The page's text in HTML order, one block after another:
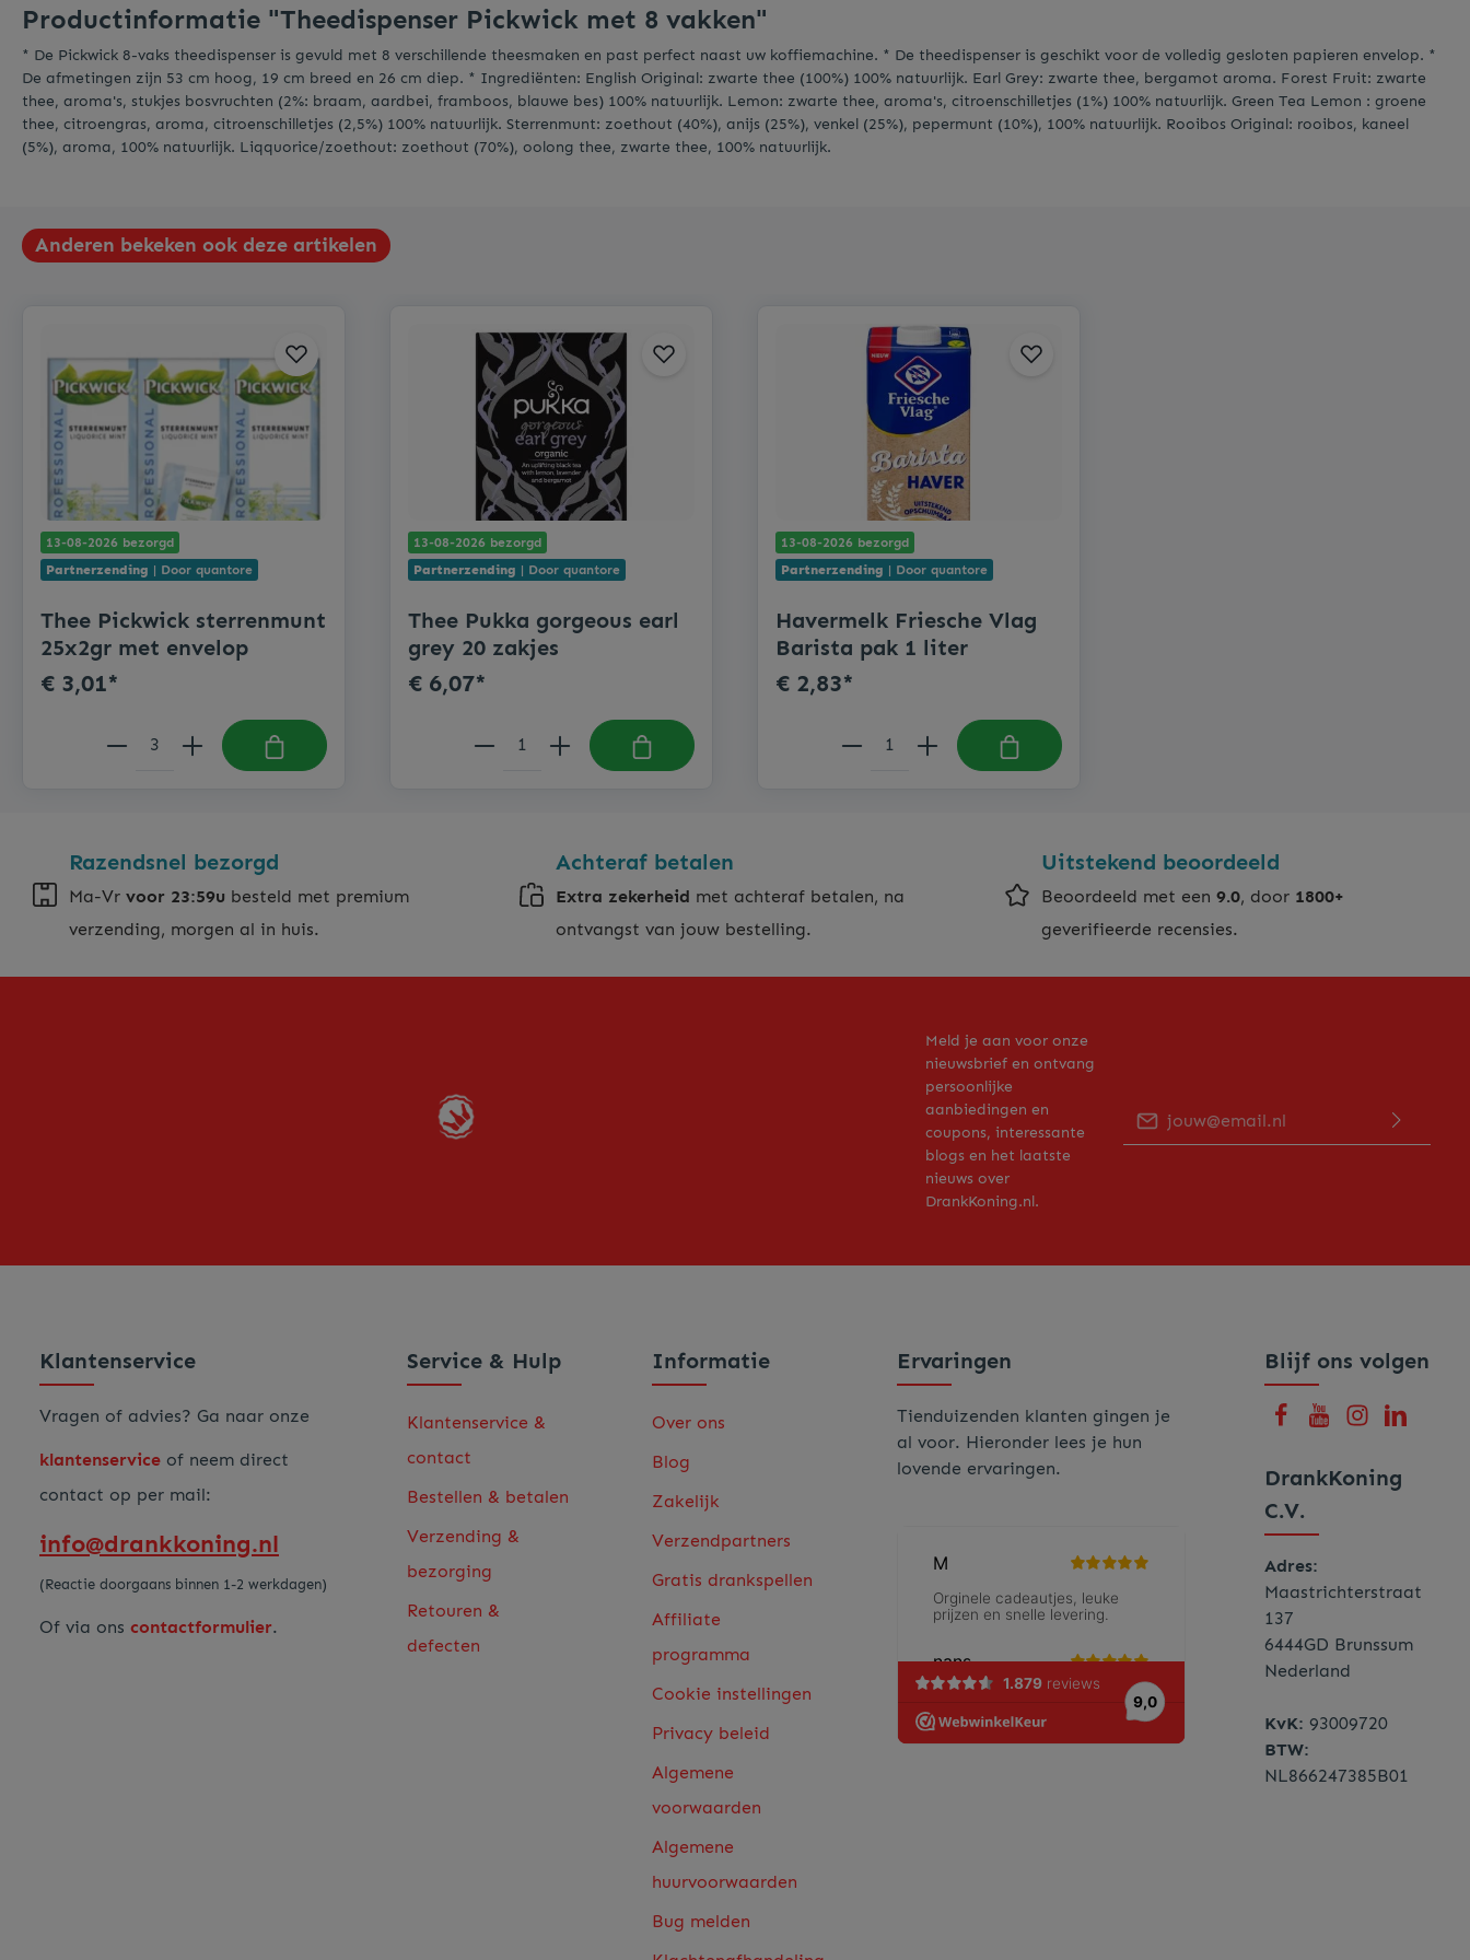
Productinformatie "Theedispenser Pickwick met 8 vakken"
* De Pickwick 8-vaks theedispenser is gevuld met 8 verschillende theesmaken en past perfect naast uw koffiemachine. * De theedispenser is geschikt voor de volledig gesloten papieren envelop. *
De afmetingen zijn 53 cm hoog, 19 cm breed en 26 cm diep. * Ingrediënten: English Original: zwarte thee (100%) 100% natuurlijk. Earl Grey: zwarte thee, bergamot aroma. Forest Fruit: zwarte
thee, aroma's, stukjes bosvruchten (2%: braam, aardbei, framboos, blauwe bes) 100% natuurlijk. Lemon: zwarte thee, aroma's, citroenschilletjes (1%) 100% natuurlijk. Green Tea Lemon : groene
thee, citroengras, aroma, citroenschilletjes (2,5%) 100% natuurlijk. Sterrenmunt: zoethout (40%), anijs (25%), venkel (25%), pepermunt (10%), 100% natuurlijk. Rooibos Original: rooibos, kaneel
(5%), aroma, 100% natuurlijk. Liqquorice/zoethout: zoethout (70%), oolong thee, zwarte thee, 100% natuurlijk.
Anderen bekeken ook deze artikelen
13-08-2026 bezorgd
Partnerzending | Door quantore
Thee Pickwick sterrenmunt
25x2gr met envelop
€ 3,01*
13-08-2026 bezorgd
Partnerzending | Door quantore
Thee Pukka gorgeous earl
grey 20 zakjes
€ 6,07*
13-08-2026 bezorgd
Partnerzending | Door quantore
Havermelk Friesche Vlag
Barista pak 1 liter
€ 2,83*
Razendsnel bezorgd
Ma-Vr voor 23:59u besteld met premium
verzending, morgen al in huis.
Achteraf betalen
Extra zekerheid met achteraf betalen, na
ontvangst van jouw bestelling.
Uitstekend beoordeeld
Beoordeeld met een9.0, door 1800+
geverifieerde recensies.
Meld je aan voor onze
nieuwsbrief en ontvang
persoonlijke
aanbiedingen en
coupons, interessante
blogs en het laatste
nieuws over
DrankKoning.nl.
Blijf ons volgen
DrankKoning
C.V.
Adres:
Maastrichterstraat
137
6444GD Brunssum
Nederland
KvK: 93009720
BTW:
NL866247385B01
Ervaringen
Tienduizenden klanten gingen je
al voor. Hieronder lees je hun
lovende ervaringen.
Klantenservice
Vragen of advies? Ga naar onze
klantenservice of neem direct
contact op per mail:
info@drankkoning.nl
(Reactie doorgaans binnen 1-2 werkdagen)
Of via ons contactformulier.
Service & Hulp
Klantenservice &
contact
Bestellen & betalen
Verzending &
bezorging
Retouren &
defecten
Informatie
Over ons
Blog
Zakelijk
Verzendpartners
Gratis drankspellen
Affiliate
programma
Cookie instellingen
Privacy beleid
Algemene
voorwaarden
Algemene
huurvoorwaarden
Bug melden